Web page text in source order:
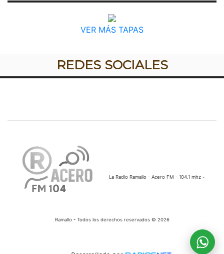
VER MÁS TAPAS
REDES SOCIALES
La Radio Ramallo - Acero FM - 104.1 mhz -
Ramallo - Todos los derechos reservados © 2026